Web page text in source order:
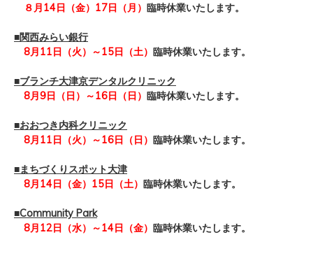
８ 月14日（金）17日（月） 臨時休業いたします。
■関西みらい銀行
8月11日（火）
～15日（土） 臨時休業いたします。
■ブランチ大津京デンタルクリニック
8月9日（日）～16日（日） 臨時休業いたします。
■おおつき内科クリニック
8月11日（火）～16日（日） 臨時休業いたします。
■まちづくりスポット大津
8月14日（金） 15日（土） 臨時休業いたします。
■Community Park
8月12日（水）～14日（金） 臨時休業いたします。